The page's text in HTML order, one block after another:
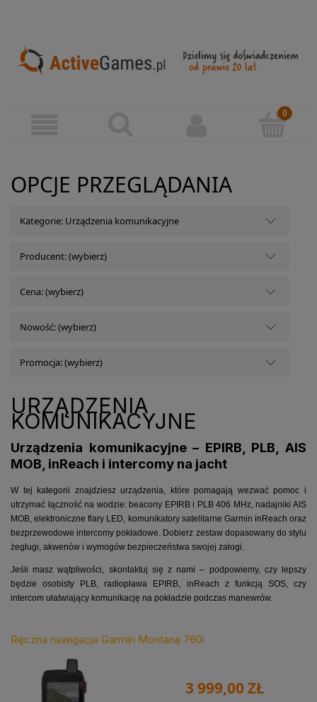
OPCJE PRZEGLĄDANIA
Kategorie: Urządzenia komunikacyjne
Producent: (wybierz)
Cena: (wybierz)
Nowość: (wybierz)
Promocja: (wybierz)
URZĄDZENIA
KOMUNIKACYJNE
Urządzenia komunikacyjne – EPIRB, PLB, AIS
MOB, inReach i intercomy na jacht
W tej kategorii znajdziesz urządzenia, które pomagają wezwać pomoc i
utrzymać łączność na wodzie: beacony EPIRB i PLB 406 MHz, nadajniki AIS
MOB, elektroniczne flary LED, komunikatory satelitarne Garmin inReach oraz
bezprzewodowe intercomy pokładowe. Dobierz zestaw dopasowany do stylu
żeglugi, akwenów i wymogów bezpieczeństwa swojej załogi.
Jeśli masz wątpliwości, skontaktuj się z nami – podpowiemy, czy lepszy
będzie osobisty PLB, radiopława EPIRB, inReach z funkcją SOS, czy
intercom ułatwiający komunikację na pokładzie podczas manewrów.
Ręczna nawigacja Garmin Montana 760i
3 999,00 ZŁ